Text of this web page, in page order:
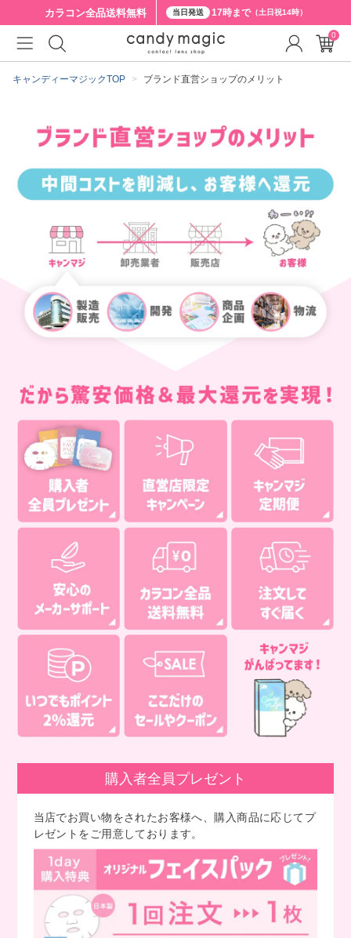
カラコン全品送料無料 当日発送 17時まで（土日祝14時）
キャンディーマジックTOP ブランド直営ショップのメリット
購入者全員プレゼント
当店でお買い物をされたお客様へ、購入商品に応じてプ
レゼントをご用意しております。
0